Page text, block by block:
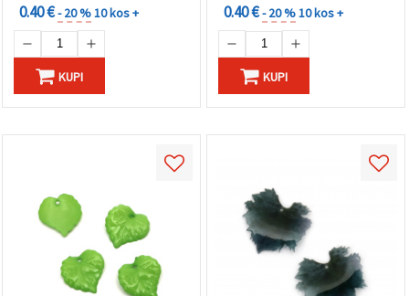
0.40 €- 20 %10 kos +
KUPI
0.40 €- 20 %10 kos +
KUPI